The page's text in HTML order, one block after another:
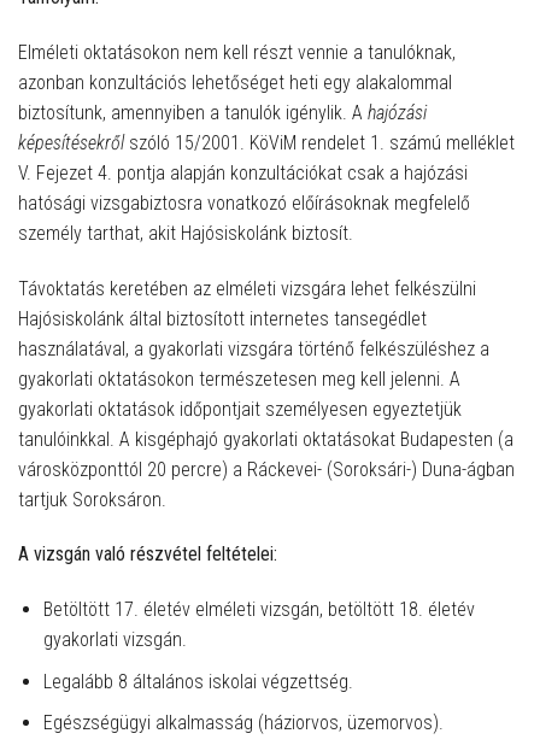
Elméleti oktatásokon nem kell részt vennie a tanulóknak,
azonban konzultációs lehetőséget heti egy alakalommal
biztosítunk, amennyiben a tanulók igénylik. A hajózási
képesítésekrőlszóló 15/2001. KöViM rendelet 1. számú melléklet
V. Fejezet 4. pontja alapján konzultációkat csak a hajózási
hatósági vizsgabiztosra vonatkozó előírásoknak megfelelő
személy tarthat, akit Hajósiskolánk biztosít.
Távoktatás keretében az elméleti vizsgára lehet felkészülni
Hajósiskolánk által biztosított internetes tansegédlet
használatával, a gyakorlati vizsgára történő felkészüléshez a
gyakorlati oktatásokon természetesen meg kell jelenni. A
gyakorlati oktatások időpontjait személyesen egyeztetjük
tanulóinkkal. A kisgéphajó gyakorlati oktatásokat Budapesten (a
városközponttól 20 percre) a Ráckevei- (Soroksári-) Duna-ágban
tartjuk Soroksáron.
A vizsgán való részvétel feltételei:
Betöltött 17. életév elméleti vizsgán, betöltött 18. életév
gyakorlati vizsgán.
Legalább 8 általános iskolai végzettség.
Egészségügyi alkalmasság (háziorvos, üzemorvos).